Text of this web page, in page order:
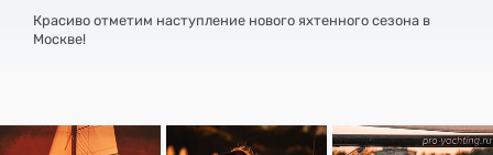
Красиво отметим наступление нового яхтенного сезона в
Москве!